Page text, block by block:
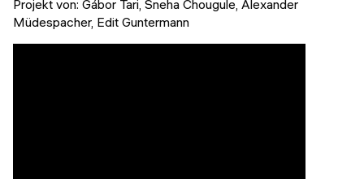
KURZKURSE
Veranstaltungen
Abschlussprojekte
Projekt von: Gábor Tari, Sneha Chougule, Alexander
Müdespacher, Edit Guntermann